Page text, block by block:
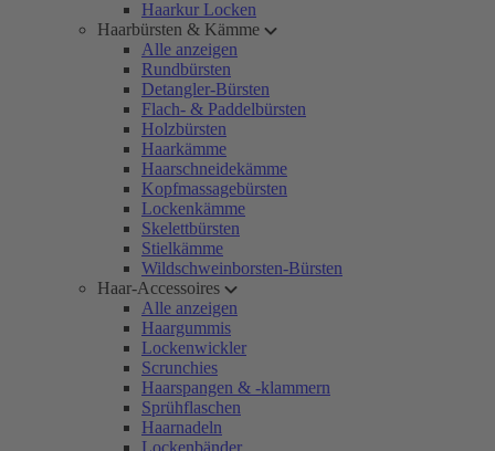
Haarkur Locken
Haarbürsten & Kämme
Alle anzeigen
Rundbürsten
Detangler-Bürsten
Flach- & Paddelbürsten
Holzbürsten
Haarkämme
Haarschneidekämme
Kopfmassagebürsten
Lockenkämme
Skelettbürsten
Stielkämme
Wildschweinborsten-Bürsten
Haar-Accessoires
Alle anzeigen
Haargummis
Lockenwickler
Scrunchies
Haarspangen & -klammern
Sprühflaschen
Haarnadeln
Lockenbänder